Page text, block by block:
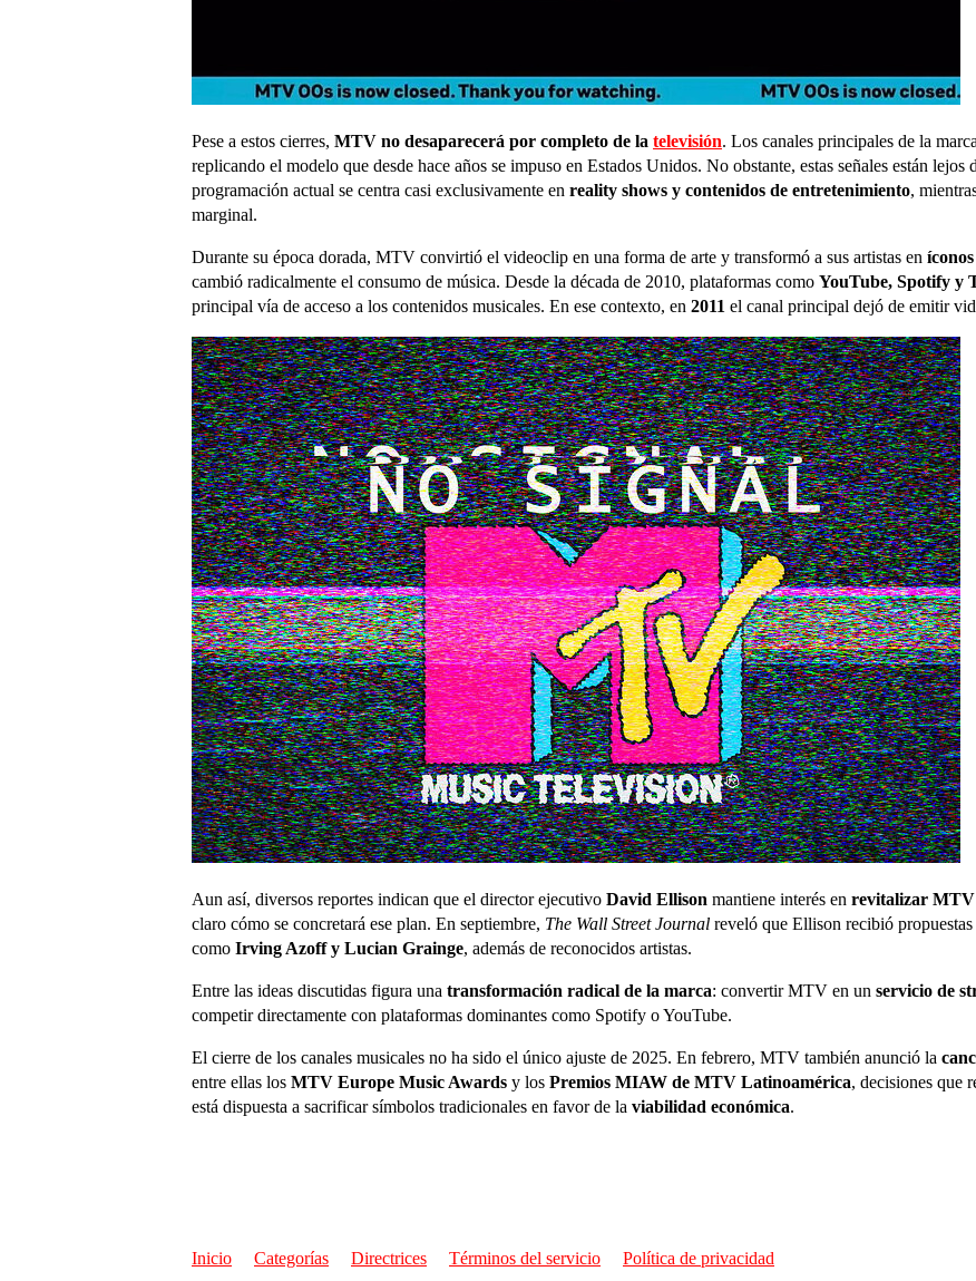
Pese a estos cierres, MTV no desaparecerá por completo de la televisión. Los canales principales de la
replicando el modelo que desde hace años se impuso en Estados Unidos. No obstante, estas señales están
programación actual se centra casi exclusivamente en reality shows y contenidos de entretenimiento,
marginal.
Durante su época dorada, MTV convirtió el videoclip en una forma de arte y transformó a sus artistas en
cambió radicalmente el consumo de música. Desde la década de 2010, plataformas como YouTube, Spotify y
principal vía de acceso a los contenidos musicales. En ese contexto, en 2011 el canal principal dejó de emitir
Aun así, diversos reportes indican que el director ejecutivo David Ellison mantiene interés en revitalizar MTV
claro cómo se concretará ese plan. En septiembre, The Wall Street Journal reveló que Ellison recibió
como Irving Azoff y Lucian Grainge, además de reconocidos artistas.
Entre las ideas discutidas figura una transformación radical de la marca: convertir MTV en un servicio de
competir directamente con plataformas dominantes como Spotify o YouTube.
El cierre de los canales musicales no ha sido el único ajuste de 2025. En febrero, MTV también anunció la
entre ellas los MTV Europe Music Awards y los Premios MIAW de MTV Latinoamérica, decisiones que
está dispuesta a sacrificar símbolos tradicionales en favor de la viabilidad económica.
Inicio Categorías Directrices Términos del servicio Política de privacidad